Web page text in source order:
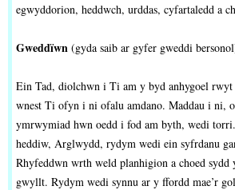
egwyddorion, heddwch, urddas, cyfartaledd a
Gweddïwn (gyda saib ar gyfer gweddi
Ein Tad, diolchwn i Ti am y byd anhygoel
wnest Ti ofyn i ni ofalu amdano. Maddau i ni,
ymrwymiad hwn oedd i fod am byth, wedi
heddiw, Arglwydd, rydym wedi ein syfrdanu
Rhyfeddwn wrth weld planhigion a choed sydd
gwyllt. Rydym wedi synnu ar y ffordd mae’r